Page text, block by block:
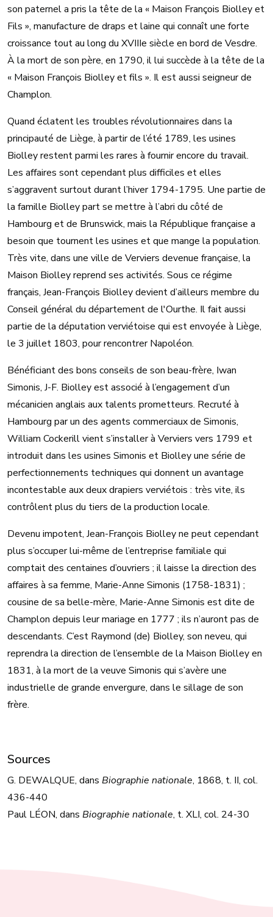
son paternel a pris la tête de la « Maison François Biolley et
Fils », manufacture de draps et laine qui connaît une forte
croissance tout au long du XVIIIe siècle en bord de Vesdre.
À la mort de son père, en 1790, il lui succède à la tête de la
« Maison François Biolley et fils ». Il est aussi seigneur de
Champlon.
Quand éclatent les troubles révolutionnaires dans la
principauté de Liège, à partir de l’été 1789, les usines
Biolley restent parmi les rares à fournir encore du travail.
Les affaires sont cependant plus difficiles et elles
s’aggravent surtout durant l’hiver 1794-1795. Une partie de
la famille Biolley part se mettre à l’abri du côté de
Hambourg et de Brunswick, mais la République française a
besoin que tournent les usines et que mange la population.
Très vite, dans une ville de Verviers devenue française, la
Maison Biolley reprend ses activités. Sous ce régime
français, Jean-François Biolley devient d’ailleurs membre du
Conseil général du département de l'Ourthe. Il fait aussi
partie de la députation verviétoise qui est envoyée à Liège,
le 3 juillet 1803, pour rencontrer Napoléon.
Bénéficiant des bons conseils de son beau-frère, Iwan
Simonis, J-F. Biolley est associé à l’engagement d’un
mécanicien anglais aux talents prometteurs. Recruté à
Hambourg par un des agents commerciaux de Simonis,
William Cockerill vient s’installer à Verviers vers 1799 et
introduit dans les usines Simonis et Biolley une série de
perfectionnements techniques qui donnent un avantage
incontestable aux deux drapiers verviétois : très vite, ils
contrôlent plus du tiers de la production locale.
Devenu impotent, Jean-François Biolley ne peut cependant
plus s’occuper lui-même de l’entreprise familiale qui
comptait des centaines d’ouvriers ; il laisse la direction des
affaires à sa femme, Marie-Anne Simonis (1758-1831) ;
cousine de sa belle-mère, Marie-Anne Simonis est dite de
Champlon depuis leur mariage en 1777 ; ils n’auront pas de
descendants. C’est Raymond (de) Biolley, son neveu, qui
reprendra la direction de l’ensemble de la Maison Biolley en
1831, à la mort de la veuve Simonis qui s’avère une
industrielle de grande envergure, dans le sillage de son
frère.
Sources
G. DEWALQUE, dans Biographie nationale, 1868, t. II, col.
436-440
Paul LÉON, dans Biographie nationale, t. XLI, col. 24-30